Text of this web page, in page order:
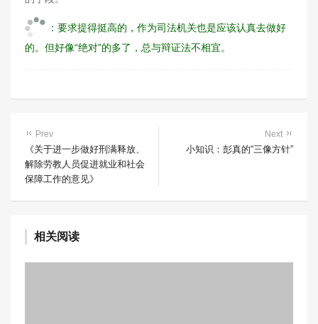
：要求提得挺高的，作为司法机关也是应该认真去做好
的。但好像“绝对”的多了，总与辩证法不相宜。
Prev
《关于进一步做好刑满释放、
解除劳教人员促进就业和社会
保障工作的意见》
Next
小知识：彭真的“三像方针”
相关阅读